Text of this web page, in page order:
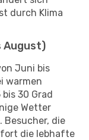
durch Klima
August)
Juni bis
warmen
30 Grad
Wetter
Besucher, die
die lebhafte